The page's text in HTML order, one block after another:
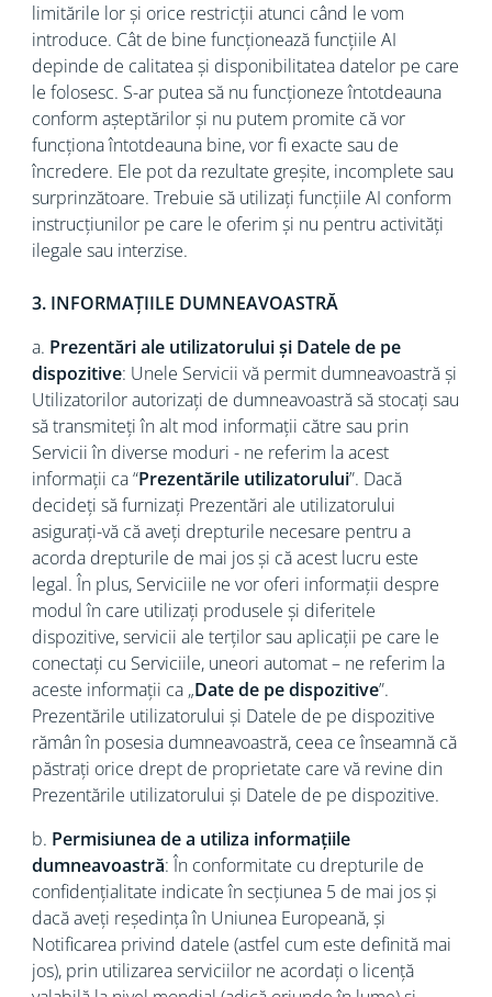
limitările lor și orice restricții atunci când le vom
introduce. Cât de bine funcționează funcțiile AI
depinde de calitatea și disponibilitatea datelor pe care
le folosesc. S-ar putea să nu funcționeze întotdeauna
conform așteptărilor și nu putem promite că vor
funcționa întotdeauna bine, vor fi exacte sau de
încredere. Ele pot da rezultate greșite, incomplete sau
surprinzătoare. Trebuie să utilizați funcțiile AI conform
instrucțiunilor pe care le oferim și nu pentru activități
ilegale sau interzise.
3. INFORMAȚIILE DUMNEAVOASTRĂ
a. Prezentări ale utilizatorului și Datele de pe
dispozitive: Unele Servicii vă permit dumneavoastră și
Utilizatorilor autorizați de dumneavoastră să stocați sau
să transmiteți în alt mod informații către sau prin
Servicii în diverse moduri - ne referim la acest
informații ca “Prezentările utilizatorului”. Dacă
decideți să furnizați Prezentări ale utilizatorului
asigurați-vă că aveți drepturile necesare pentru a
acorda drepturile de mai jos și că acest lucru este
legal. În plus, Serviciile ne vor oferi informații despre
modul în care utilizați produsele și diferitele
dispozitive, servicii ale terților sau aplicații pe care le
conectați cu Serviciile, uneori automat – ne referim la
aceste informații ca „Date de pe dispozitive”.
Prezentările utilizatorului și Datele de pe dispozitive
rămân în posesia dumneavoastră, ceea ce înseamnă că
păstrați orice drept de proprietate care vă revine din
Prezentările utilizatorului și Datele de pe dispozitive.
b. Permisiunea de a utiliza informațiile
dumneavoastră: În conformitate cu drepturile de
confidențialitate indicate în secțiunea 5 de mai jos și
dacă aveți reședința în Uniunea Europeană, și
Notificarea privind datele (astfel cum este definită mai
jos), prin utilizarea serviciilor ne acordați o licență